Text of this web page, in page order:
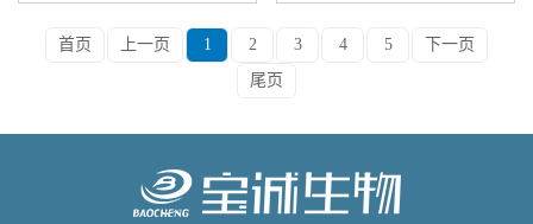
首页 上一页 1 2 3 4 5
下一页
尾页